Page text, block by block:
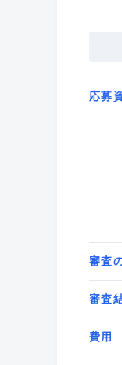
応募
審査
審査
費用